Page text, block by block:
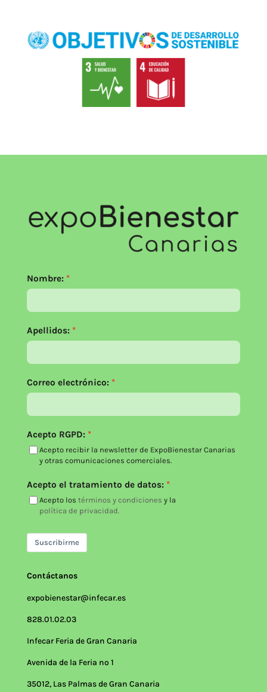
Nombre:
Apellidos:
Correo electrónico:
Acepto RGPD:
Acepto recibir la newsletter de ExpoBienestar Canarias
y otras comunicaciones comerciales.
Acepto el tratamiento de datos:
Acepto los términos y condiciones y la
política de privacidad.
Suscribirme
Contáctanos
expobienestar@infecar.es
828.01.02.03
Infecar Feria de Gran Canaria
Avenida de la Feria nº 1
35012, Las Palmas de Gran Canaria